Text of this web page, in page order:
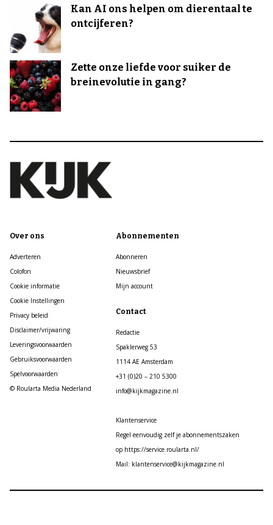
Kan AI ons helpen om dierentaal te
ontcijferen?
Zette onze liefde voor suiker de
breinevolutie in gang?
Over ons
Adverteren
Colofon
Cookie informatie
Cookie Instellingen
Privacy beleid
Disclaimer/vrijwaring
Leveringsvoorwaarden
Gebruiksvoorwaarden
Spelvoorwaarden
© Roularta Media Nederland
Abonnementen
Abonneren
Nieuwsbrief
Mijn account
Contact
Redactie
Spaklerweg 53
1114 AE Amsterdam
+31 (0)20 – 210 5300
info@kijkmagazine.nl
Klantenservice
Regel eenvoudig zelf je abonnementszaken
op https://service.roularta.nl/
Mail: klantenservice@kijkmagazine.nl